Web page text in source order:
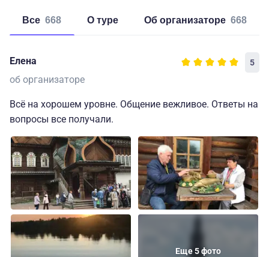
Все 668 о туре об организаторе 668
Елена 5
об организаторе
Всё на хорошем уровне. Общение вежливое. Ответы на
вопросы все получали.
Еще 5 фото